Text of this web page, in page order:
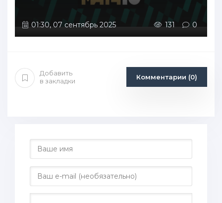
01:30, 07 сентябрь 2025 131 0
Добавить
в закладки
Комментарии (0)